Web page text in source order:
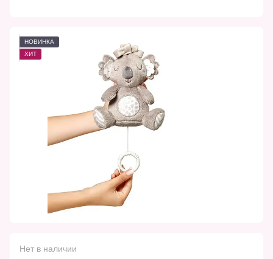
НОВИНКА
ХИТ
Нет в наличии